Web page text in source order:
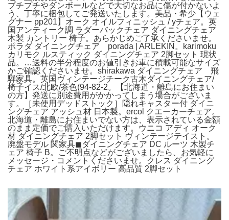
プチプチやダンボールなどで大切なお品に傷が付かないよ
う、丁寧に梱包してご発送いたします。美品・希少【ウェ
グナー pp201】オーク オイルフィニッシュ / yチェア。英
国アンティーク調 ラダーバックチェア ダイニングチェア
木製 カントリー 椅子。あらかじめご了承くださいませ。
ポラダ ダイニングチェア porada | ARLEKIN。karimoku
カリモク ルスティック ダイニングチェア 2脚セット 現状
品。…送料の半分程度のお値引きお車に積載可能なサイズ
かご確認くださいませ。shirakawa ダイニングチェア 飛
騨家具。英国ヴィンテージチーク古木ダイニングチェア/
椅子イス/北欧/茶色(94-82-2。【北海道・離島にお住まい
の方】発送に別途費用がかかってしまう場合がございま
す。［未使用デッドストック］隠れキャスター付 ダイニ
ングチェア アッシュ材 日本製。ercol クエーカーチェア。
北海道・離島にお住まいでない方は、表示されている金額
のまま定価でご購入いただけます。ウニコ アディ オーク
材 ダイニングチェア 2脚セット ヴィンテージテイスト。
廃盤モデル 関家具◼︎ダイニングチェア DC ルーツ 木製チ
ェア 椅子 B。ご不明点などがございましたら、お気軽に
メッセージ・コメントくださいませ。クレス ダイニング
チェア ホワイト系アイボリー 高品質 2脚セット